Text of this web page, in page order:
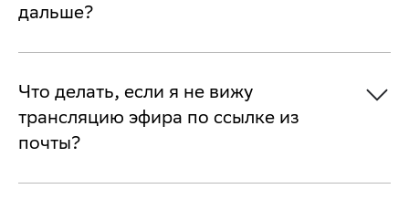
дальше?
Что делать, если я не вижу
трансляцию эфира по ссылке из
почты?